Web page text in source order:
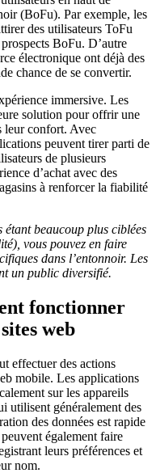
(BoFu). Par exemple, les
des utilisateurs ToFu
BoFu. D’autre
électronique ont déjà des
chance de se convertir.
immersive. Les
solution pour offrir une
leur confort. Avec
peuvent tirer parti de
de plusieurs
d’achat avec des
à renforcer la fiabilité
beaucoup plus ciblées
vous pouvez en faire
dans l’entonnoir. Les
un public diversifié.
fonctionner
web
effectuer des actions
mobile. Les applications
sur les appareils
utilisent généralement des
des données est rapide
également faire
leurs préférences et
nom.